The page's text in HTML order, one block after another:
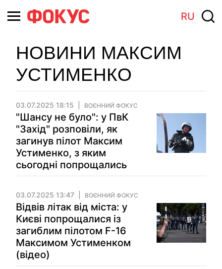
RU
НОВИНИ МАКСИМ
УСТИМЕНКО
03.07.2025 18:15 ВОЄННИЙ ФОКУС
"Шансу не було": у ПвК
"Захід" розповіли, як
загинув пілот Максим
Устименко, з яким
сьогодні попрощались
03.07.2025 13:47 ВОЄННИЙ ФОКУС
Відвів літак від міста: у
Києві попрощалися із
загиблим пілотом F-16
Максимом Устименком
(відео)